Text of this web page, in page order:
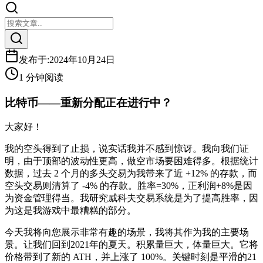
发布于:2024年10月24日
1 分钟阅读
比特币——重新分配正在进行中？
大家好！
我的空头得到了止损，说实话我并不感到惊讶。我向我们证
明，由于顶部的波动性更高，做空市场要困难得多。根据统计
数据，过去 2 个月的多头交易为我带来了近 +12% 的存款，而
空头交易则清算了 -4% 的存款。胜率=30%，正利润+8%是因
为资金管理得当。我研究威科夫交易系统是为了提高胜率，因
为这是我游戏中最糟糕的部分。
今天我将向您展示非常有趣的场景，我将其作为我的主要场
景。让我们回到2021年的夏天。积累量巨大，体量巨大。它将
价格带到了新的 ATH，并上涨了 100%。关键时刻是平滑的21